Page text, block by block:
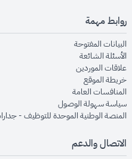
روابط مهمة
البيانات المفتوحةin new window
الأسئلة الشائعةopens in new window
علاقات الموردينopens in new window
خريطة الموقعopens in new window
المنافسات العامةin new window
سياسة سهولة الوصولin new window
المنصة الوطنية الموحدة للتوظيف -
الاتصال والدعم